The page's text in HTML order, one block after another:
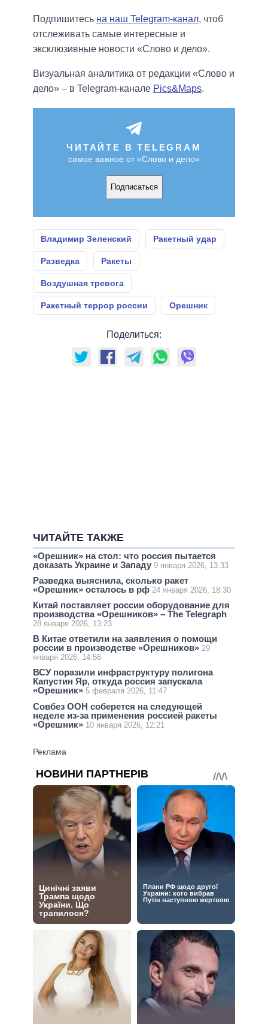
Подпишитесь на наш Telegram-канал, чтоб
отслеживать самые интересные и
эксклюзивные новости «Слово и дело».
Визуальная аналитика от редакции «Слово и
дело» – в Telegram-канале Pics&Maps.
ЧИТАЙТЕ В TELEGRAM
самое важное от «Слово и дело»
Подписаться
Владимир Зеленский Ракетный удар
Разведка Ракеты
Воздушная тревога
Ракетный террор россии Орешник
Поделиться:
ЧИТАЙТЕ ТАКЖЕ
«Орешник» на стол: что россия пытается
доказать Украине и Западу 9 января 2026, 13:33
Разведка выяснила, сколько ракет
«Орешник» осталось в рф 24 января 2026, 18:30
Китай поставляет россии оборудование для
производства «Орешников» – The Telegraph
28 января 2026, 13:23
В Китае ответили на заявления о помощи
россии в производстве «Орешников» 29
января 2026, 14:56
ВСУ поразили инфраструктуру полигона
Капустин Яр, откуда россия запускала
«Орешник» 5 февраля 2026, 11:47
Совбез ООН соберется на следующей
неделе из-за применения россией ракеты
«Орешник» 10 января 2026, 12:21